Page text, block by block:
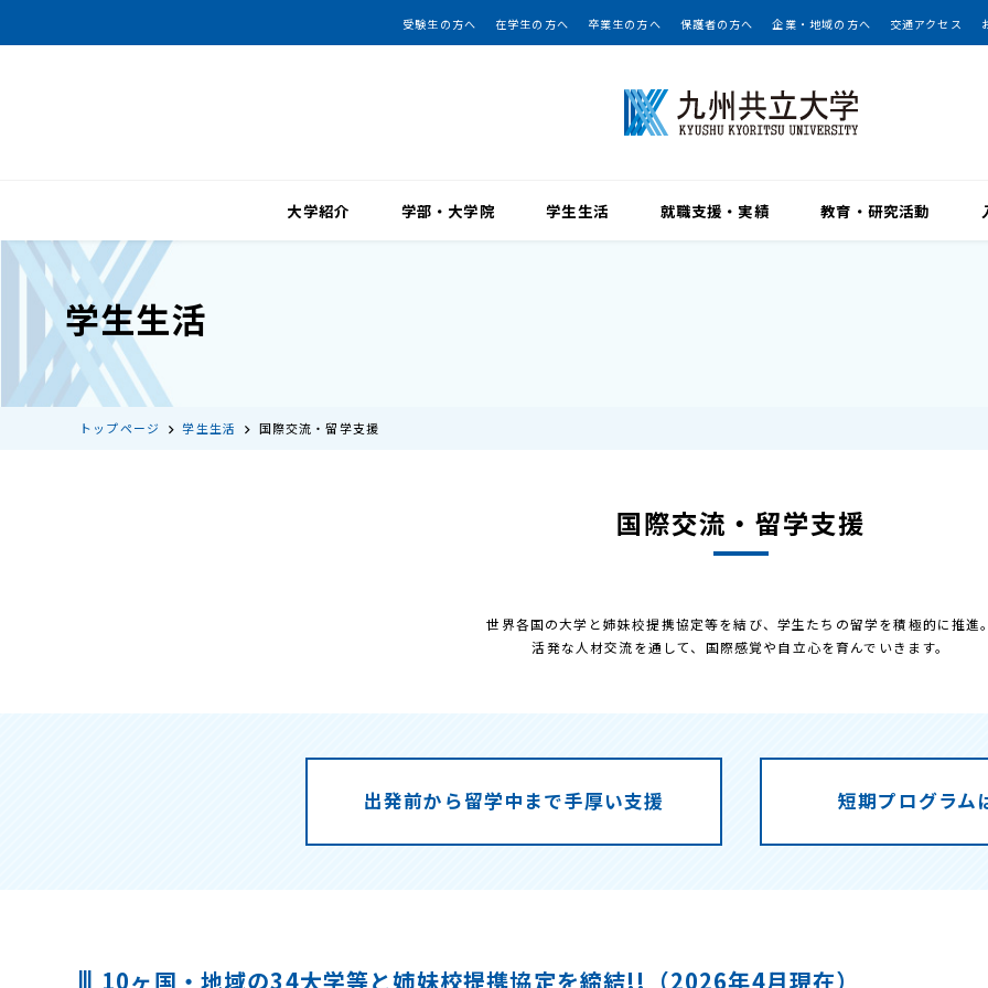
受験生の方へ 在学生の方へ 卒業生の方へ 保護者の方へ 企業・地域の方へ 交通アクセス
大学紹介 学部・大学院 学生生活 就職支援・実績 教育・研究活動
学生生活
トップページ 学生生活 国際交流・留学支援
国際交流・留学支援
世界各国の大学と姉妹校提携協定等を結び、学生たちの留学を積極的に推進。
活発な人材交流を通して、国際感覚や自立心を育んでいきます。
出発前から留学中まで手厚い支援 短期プログラム
10ヶ国・地域の34大学等と姉妹校提携協定を締結!!（2026年4月現在）